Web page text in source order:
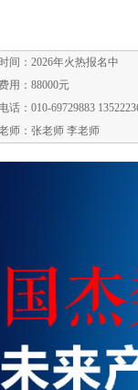
间：2026年火热报名中
用：88000元
话：010-69729883
师：张老师 李老师